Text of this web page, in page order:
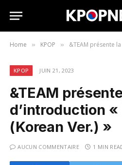
Home » KPOP » &TEAM présente la vidéo
KPOP JUIN 21, 2023
&TEAM
d’introduction «
(Korean Ver.) »
AUCUN COMMENTAIRE 1 MIN